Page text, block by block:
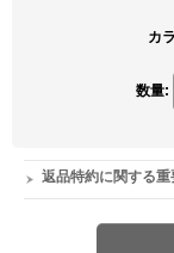
カ
数量:
返品特約に関する重